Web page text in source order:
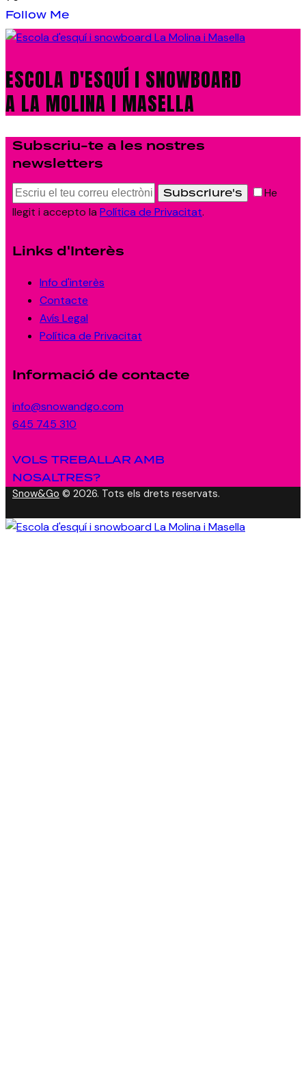
Follow Me
ESCOLA D'ESQUÍ I SNOWBOARD
A LA MOLINA I MASELLA
Subscriu-te a les nostres
newsletters
Subscriure's
He
llegit i accepto la Política de Privacitat.
Links d'Interès
Info d'interès
Contacte
Avís Legal
Política de Privacitat
Informació de contacte
info@snowandgo.com
645 745 310
VOLS TREBALLAR AMB
NOSALTRES?
Snow&Go © 2026. Tots els drets reservats.